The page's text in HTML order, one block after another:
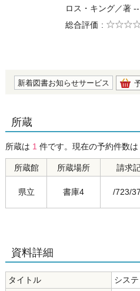
ロス・キング／著
総合評価
5段階評
新着図書お知らせサービス
所蔵
所蔵は 1 件です。現在の予約件数は
所蔵館 所蔵場所 請求
県立 書庫4 /723/
資料詳細
タイトル
シス